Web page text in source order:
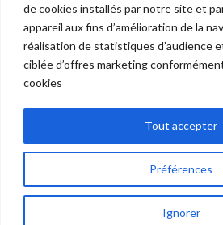
de cookies installés par notre site et
appareil aux fins d’amélioration de la
réalisation de statistiques d’audience
ciblée d’offres marketing
cookies
Préférences
Ignorer
Tout accepter
Twitter
Facebook
Copyright © 2022 Telstar - Tous
politique de